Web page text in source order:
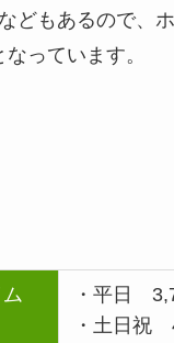
どもあるので、
なっています。
・平日
・土日祝